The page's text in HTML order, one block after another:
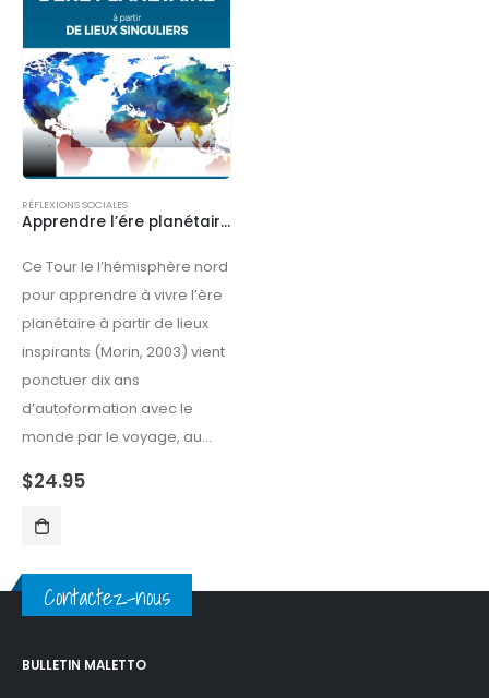
RÉFLEXIONS SOCIALES
Apprendre l’ére planétaire – à partir de lieux singuliers
Ce Tour le l’hémisphère nord
pour apprendre à vivre l’ère
planétaire à partir de lieux
inspirants (Morin, 2003) vient
ponctuer dix ans
d’autoformation avec le
monde par le voyage, au…
$24.95
Contactez-nous
BULLETIN MALETTO